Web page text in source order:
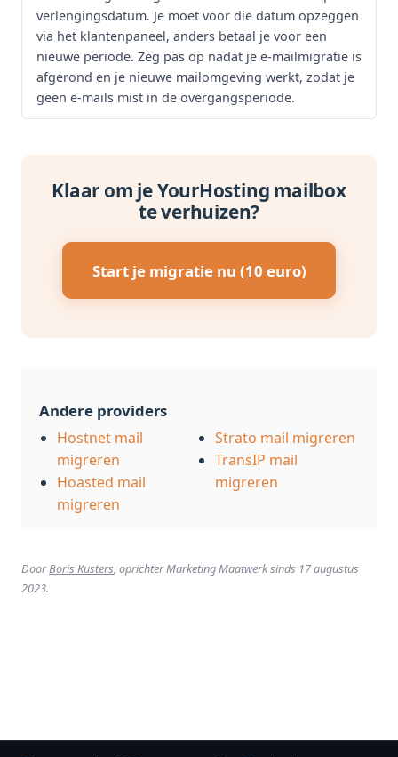
verlengingsdatum. Je moet voor die datum opzeggen
via het klantenpaneel, anders betaal je voor een
nieuwe periode. Zeg pas op nadat je e-mailmigratie is
afgerond en je nieuwe mailomgeving werkt, zodat je
geen e-mails mist in de overgangsperiode.
Klaar om je YourHosting mailbox
te verhuizen?
Start je migratie nu (10 euro)
Andere providers
Hostnet mail
migreren
Hoasted mail
migreren
Strato mail migreren
TransIP mail
migreren
DoorBoris Kusters, oprichter Marketing Maatwerk sinds 17 augustus
2023.